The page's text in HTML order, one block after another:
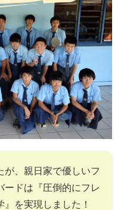
が、親日家で優しいフ
ードは『圧倒的にフレ
を実現しました！